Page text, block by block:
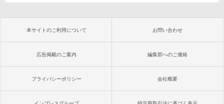
本サイトのご利用について お問い合わせ
広告掲載のご案内 編集部へのご連絡
プライバシーポリシー 会社概要